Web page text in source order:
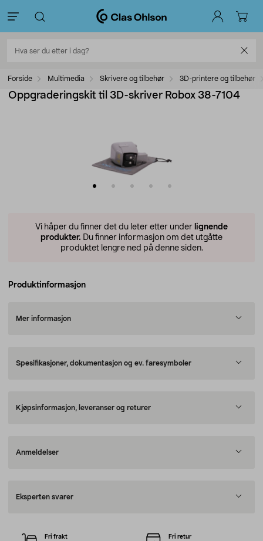
Forside Multimedia Skrivere og tilbehør 3D-printere og tilbehør
Oppgraderingskit til 3D-skriver Robox 38-7104
Vi håper du finner det du leter etter under lignende
produkter. Du finner informasjon om det utgåtte
produktet lengre ned på denne siden.
Produktinformasjon
Mer informasjon
Spesifikasjoner, dokumentasjon og ev. faresymboler
Kjøpsinformasjon, leveranser og returer
Anmeldelser
Eksperten svarer
Fri frakt Fri retur